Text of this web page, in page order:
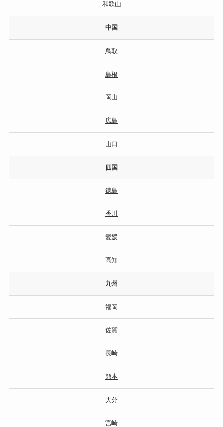
和歌山
中国
鳥取
島根
岡山
広島
山口
四国
徳島
香川
愛媛
高知
九州
福岡
佐賀
長崎
熊本
大分
宮崎